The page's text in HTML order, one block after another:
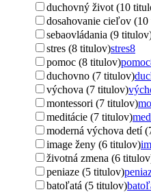
duchovný život (10
dosahovanie cieľov
sebaovládania (9
stres (8 titulov)stres8
pomoc (8 titulov)pomoc
duchovno (7 titulov)
výchova (7 titulov)
montessori (7 titulov)
meditácie (7 titulov)
moderná výchova detí
image ženy (6 titulov)
životná zmena (6
peniaze (5 titulov)
batoľatá (5 titulov)